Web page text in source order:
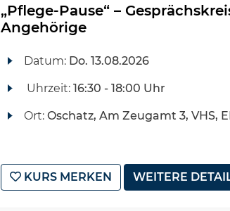
„Pflege-Pause“ –
Angehörige
Datum: Do. 13.08.2026
Uhrzeit: 16:30 - 18:00 Uhr
Ort: Oschatz, Am Zeugamt 3, VHS,
KURS MERKEN WEITERE